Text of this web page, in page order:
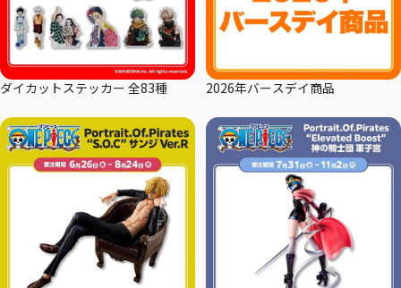
ダイカットステッカー 全83種 2026年バースデイ商品